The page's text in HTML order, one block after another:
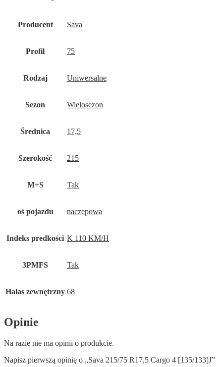
Producent Sava
Profil 75
Rodzaj Uniwersalne
Sezon Wielosezon
Średnica 17,5
Szerokość 215
M+S Tak
oś pojazdu naczepowa
Indeks predkości K 110 KM/H
3PMFS Tak
Hałas zewnętrzny 68
Opinie
Na razie nie ma opinii o produkcie.
Napisz pierwszą opinię o „Sava 215/75 R17,5 Cargo 4 [135/133]J”